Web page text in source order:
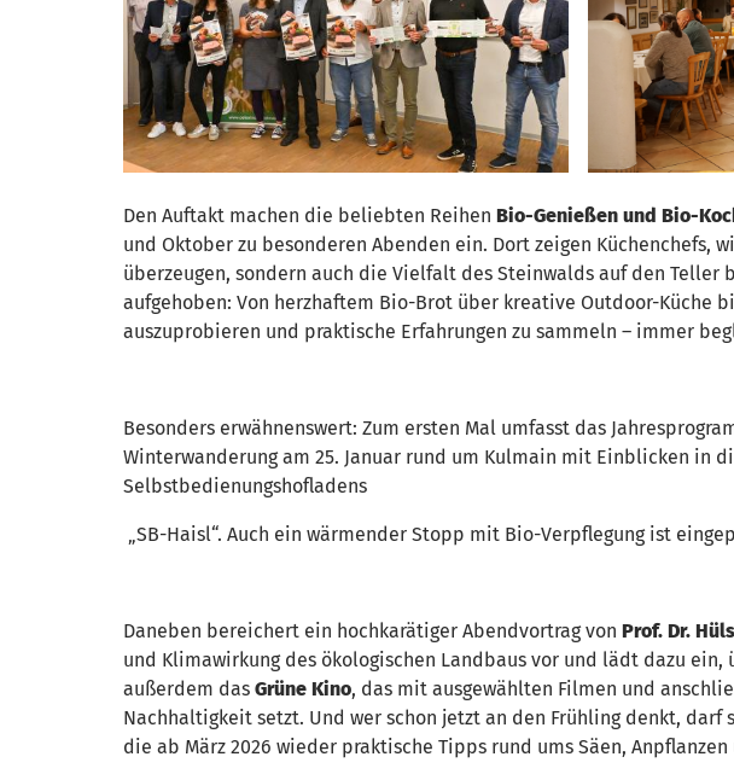
Den Auftakt machen die beliebten Reihen Bio-Genießen und Bio-
und Oktober zu besonderen Abenden ein. Dort zeigen
überzeugen, sondern auch die Vielfalt des Steinwalds auf den
aufgehoben: Von herzhaftem Bio-Brot über kreative Outdoor-Küche
auszuprobieren und praktische Erfahrungen zu sammeln – immer
Besonders erwähnenswert: Zum ersten Mal umfasst das
Winterwanderung am 25. Januar rund um Kulmain mit Einblicken in
Selbstbedienungshofladens
„SB-Haisl“. Auch ein wärmender Stopp mit Bio-Verpflegung ist
Daneben bereichert ein hochkarätiger Abendvortrag von Prof. Dr.
und Klimawirkung des ökologischen Landbaus vor und lädt dazu
außerdem das Grüne Kino, das mit ausgewählten Filmen und
Nachhaltigkeit setzt. Und wer schon jetzt an den Frühling denkt,
die ab März 2026 wieder praktische Tipps rund ums Säen,